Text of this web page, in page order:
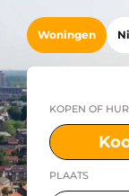
Woningen
KOPEN OF
PLAATS